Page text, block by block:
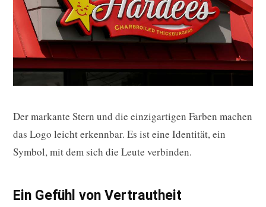
Der markante Stern und die einzigartigen Farben machen
das Logo leicht erkennbar. Es ist eine Identität, ein
Symbol, mit dem sich die Leute verbinden.
Ein Gefühl von Vertrautheit